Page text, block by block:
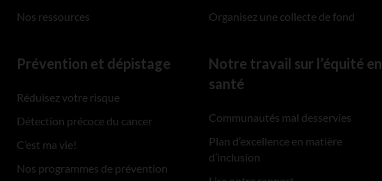
Nos ressources
Prévention et dépistage
Réduisez votre risque
Détection précoce du cancer
C’est ma vie!
Nos programmes de prévention
Organisez une collecte de fond
Notre travail sur l’équité en
santé
Communautés mal desservies
Plan d’excellence en matière
d’inclusion